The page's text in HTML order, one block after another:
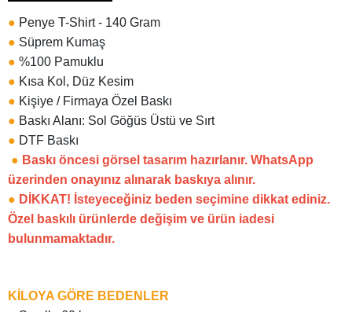
● Penye T-Shirt - 140 Gram
● Süprem Kumaş
● %100 Pamuklu
● Kısa Kol, Düz Kesim
● Kişiye / Firmaya Özel Baskı
● Baskı Alanı: Sol Göğüs Üstü ve Sırt
● DTF Baskı
● Baskı öncesi görsel tasarım hazırlanır. WhatsApp
üzerinden onayınız alınarak baskıya alınır.
● DİKKAT! İsteyeceğiniz beden seçimine dikkat ediniz.
Özel baskılı ürünlerde değişim ve ürün iadesi
bulunmamaktadır.
KİLOYA GÖRE BEDENLER